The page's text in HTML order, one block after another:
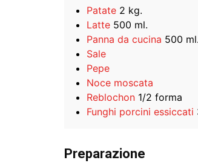
Patate 2 kg.
Latte 500 ml.
Panna da cucina 500 ml.
Sale
Pepe
Noce moscata
Reblochon 1/2 forma
Funghi porcini essiccati
Preparazione